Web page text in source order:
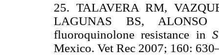
25. TALAVERA RM,
LAGUNAS BS,
fluoroquinolone resistance in
Mexico. Vet Rec 2007; 160: